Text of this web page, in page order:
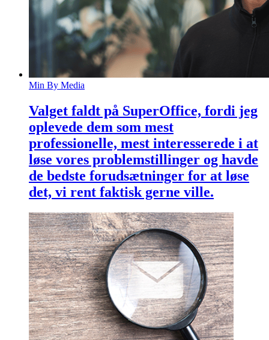
Min By Media
Valget faldt på SuperOffice, fordi jeg
oplevede dem som mest
professionelle, mest interesserede i at
løse vores problemstillinger og havde
de bedste forudsætninger for at løse
det, vi rent faktisk gerne ville.